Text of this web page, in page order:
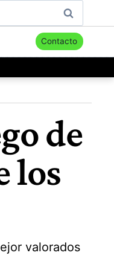
Contacto
de
los
valorados